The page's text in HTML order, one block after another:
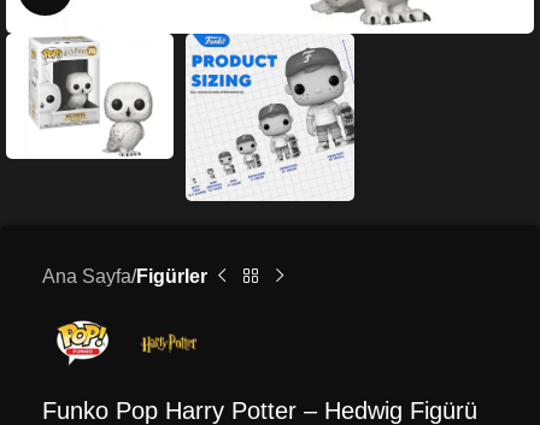
Ana Sayfa Figürler
Funko Pop Harry Potter – Hedwig Figürü